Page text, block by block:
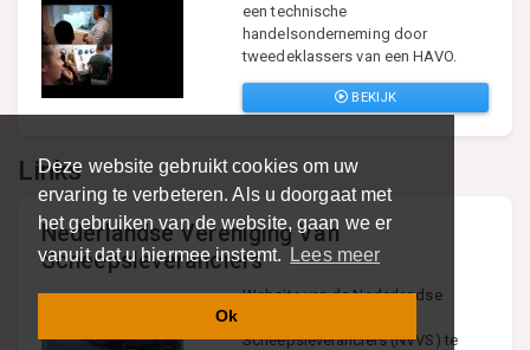
Deze website gebruikt cookies om uw
ervaring te verbeteren. Als u doorgaat met
het gebruiken van de website, gaan we er
vanuit dat u hiermee instemt.
Lees meer
Ok
een technische
handelsonderneming door
tweedeklassers van een HAVO.
BEKIJK
Links
Nederlandse Vereniging Van
Scheepsleveranciers
Website van de Nederlandse
Scheepsleveranciers (NVVS) te